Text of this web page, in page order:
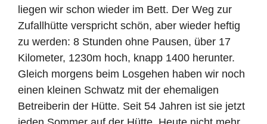
liegen wir schon wieder im Bett. Der Weg zur
Zufallhütte verspricht schön, aber wieder heftig
zu werden: 8 Stunden ohne Pausen, über 17
Kilometer, 1230m hoch, knapp 1400 herunter.
Gleich morgens beim Losgehen haben wir noch
einen kleinen Schwatz mit der ehemaligen
Betreiberin der Hütte. Seit 54 Jahren ist sie jetzt